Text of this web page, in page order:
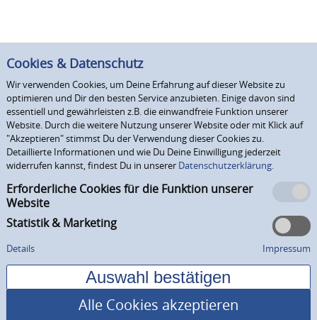
Cookies & Datenschutz
Wir verwenden Cookies, um Deine Erfahrung auf dieser Website zu
optimieren und Dir den besten Service anzubieten. Einige davon sind
essentiell und gewährleisten z.B. die einwandfreie Funktion unserer
Website. Durch die weitere Nutzung unserer Website oder mit Klick auf
"Akzeptieren" stimmst Du der Verwendung dieser Cookies zu.
Detaillierte Informationen und wie Du Deine Einwilligung jederzeit
widerrufen kannst, findest Du in unserer Datenschutzerklärung.
Erforderliche Cookies für die Funktion unserer
Website
Statistik & Marketing
Details Impressum
Alle Cookies akzeptieren